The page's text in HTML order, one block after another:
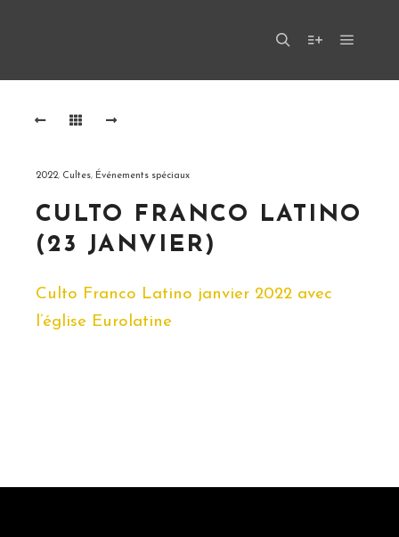
2022, Cultes, Événements spéciaux
CULTO FRANCO LATINO
(23 JANVIER)
Culto Franco Latino janvier 2022 avec
l’église Eurolatine